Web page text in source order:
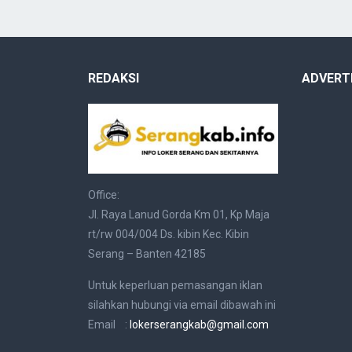
REDAKSI
Office:
Jl. Raya Lanud Gorda Km 01, Kp Maja
rt/rw 004/004 Ds. kibin Kec. Kibin
Serang – Banten 42185
Untuk keperluan pemasangan iklan
silahkan hubungi via email dibawah ini
Email : lokerserangkab@gmail.com